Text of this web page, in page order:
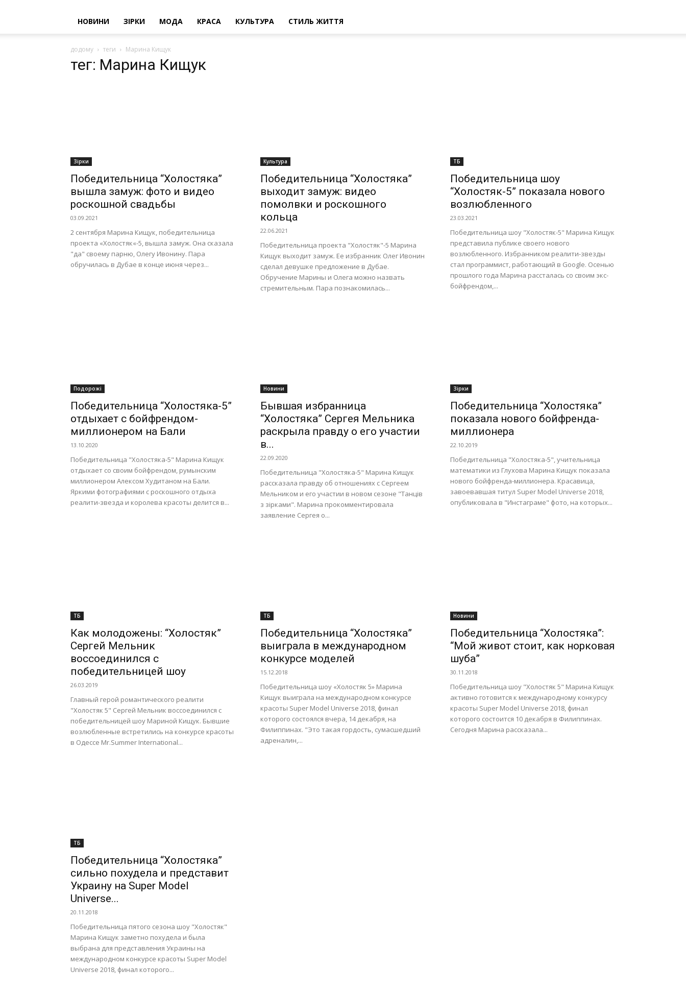
НОВИНИ ЗІРКИ МОДА КРАСА КУЛЬТУРА СТИЛЬ ЖИТТЯ
додому теги Марина Кищук
тег: Марина Кищук
Зірки
Победительница “Холостяка”
вышла замуж: фото и видео
роскошной свадьбы
03.09.2021
2 сентября Марина Кищук, победительница
проекта «Холостяк«-5, вышла замуж. Она сказала
"да" своему парню, Олегу Ивонину. Пара
обручилась в Дубае в конце июня через...
Культура
Победительница “Холостяка”
выходит замуж: видео
помолвки и роскошного
кольца
22.06.2021
Победительница проекта "Холостяк"-5 Марина
Кищук выходит замуж. Ее избранник Олег Ивонин
сделал девушке предложение в Дубае.
Обручение Марины и Олега можно назвать
стремительным. Пара познакомилась...
ТБ
Победительница шоу
“Холостяк-5” показала нового
возлюбленного
23.03.2021
Победительница шоу "Холостяк-5" Марина Кищук
представила публике своего нового
возлюбленного. Избранником реалити-звезды
стал программист, работающий в Google. Осенью
прошлого года Марина рассталась со своим экс-
бойфрендом,...
Подорожі
Победительница “Холостяка-5”
отдыхает с бойфрендом-
миллионером на Бали
13.10.2020
Победительница "Холостяка-5" Марина Кищук
отдыхает со своим бойфрендом, румынским
миллионером Алексом Худитаном на Бали.
Яркими фотографиями с роскошного отдыха
реалити-звезда и королева красоты делится в...
Новини
Бывшая избранница
“Холостяка” Сергея Мельника
раскрыла правду о его участии
в...
22.09.2020
Победительница "Холостяка-5" Марина Кищук
рассказала правду об отношениях с Сергеем
Мельником и его участии в новом сезоне "Танців
з зірками". Марина прокомментировала
заявление Сергея о...
Зірки
Победительница “Холостяка”
показала нового бойфренда-
миллионера
22.10.2019
Победительница "Холостяка-5", учительница
математики из Глухова Марина Кищук показала
нового бойфренда-миллионера. Красавица,
завоевавшая титул Super Model Universe 2018,
опубликовала в "Инстаграме" фото, на которых...
ТБ
Как молодожены: “Холостяк”
Сергей Мельник
воссоединился с
победительницей шоу
26.03.2019
Главный герой романтического реалити
"Холостяк 5" Сергей Мельник воссоединился с
победительницей шоу Мариной Кищук. Бывшие
возлюбленные встретились на конкурсе красоты
в Одессе Mr.Summer International...
ТБ
Победительница “Холостяка”
выиграла в международном
конкурсе моделей
15.12.2018
Победительница шоу «Холостяк 5» Марина
Кищук выиграла на международном конкурсе
красоты Super Model Universe 2018, финал
которого состоялся вчера, 14 декабря, на
Филиппинах. "Это такая гордость, сумасшедший
адреналин,...
Новини
Победительница “Холостяка”:
“Мой живот стоит, как норковая
шуба”
30.11.2018
Победительница шоу "Холостяк 5" Марина Кищук
активно готовится к международному конкурсу
красоты Super Model Universe 2018, финал
которого состоится 10 декабря в Филиппинах.
Сегодня Марина рассказала...
ТБ
Победительница “Холостяка”
сильно похудела и представит
Украину на Super Model
Universe...
20.11.2018
Победительница пятого сезона шоу "Холостяк"
Марина Кищук заметно похудела и была
выбрана для представления Украины на
международном конкурсе красоты Super Model
Universe 2018, финал которого...